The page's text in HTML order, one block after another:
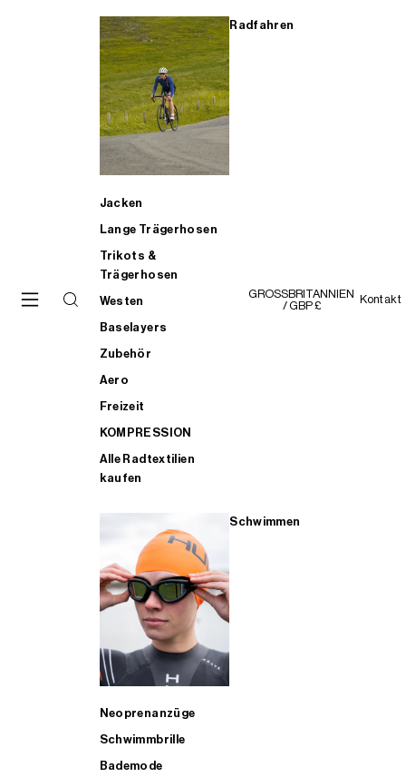
Radfahren
Jacken
Lange Trägerhosen
Trikots &
Trägerhosen
Westen
Baselayers
Zubehör
Aero
Freizeit
KOMPRESSION
Alle Radtextilien
kaufen
Schwimmen
Neoprenanzüge
Schwimmbrille
Bademode
GROSSBRITANNIEN
/ GBP £
Kontakt